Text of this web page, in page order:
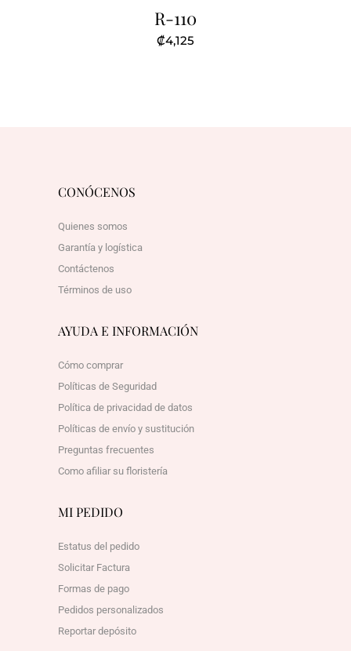
R-110
₡4,125
CONÓCENOS
Quienes somos
Garantía y logística
Contáctenos
Términos de uso
AYUDA E INFORMACIÓN
Cómo comprar
Políticas de Seguridad
Política de privacidad de datos
Políticas de envío y sustitución
Preguntas frecuentes
Como afiliar su floristería
MI PEDIDO
Estatus del pedido
Solicitar Factura
Formas de pago
Pedidos personalizados
Reportar depósito